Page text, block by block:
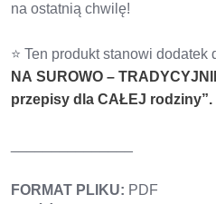
na ostatnią chwilę!
⭐ Ten produkt stanowi dodatek
NA SUROWO –
przepisy dla CAŁEJ rodziny”.
FORMAT PLIKU: PDF